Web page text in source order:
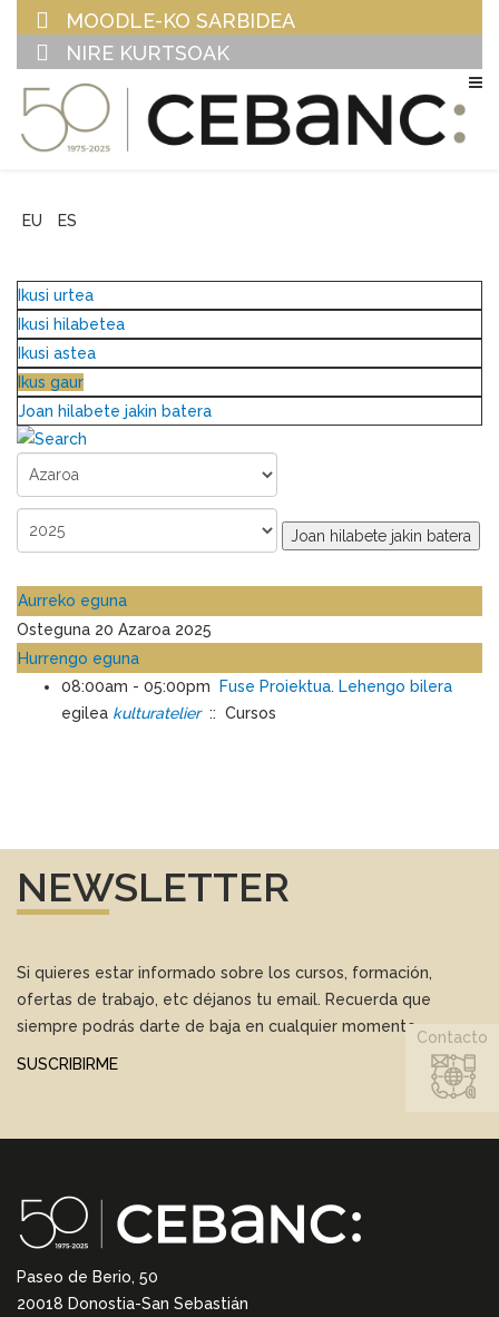
MOODLE-KO SARBIDEA
NIRE KURTSOAK
EU ES
Ikusi urtea
Ikusi hilabetea
Ikusi astea
Ikus gaur
Joan hilabete jakin batera
Joan hilabete jakin batera
Aurreko eguna
Osteguna 20 Azaroa 2025
Hurrengo eguna
08:00am - 05:00pm
Fuse Proiektua. Lehengo bilera
egilea kulturatelier:: Cursos
NEWSLETTER
Si quieres estar informado sobre los cursos, formación,
ofertas de trabajo, etc déjanos tu email. Recuerda que
siempre podrás darte de baja en cualquier momento.
SUSCRIBIRME
Paseo de Berio, 50
20018 Donostia-San Sebastián
Contacto